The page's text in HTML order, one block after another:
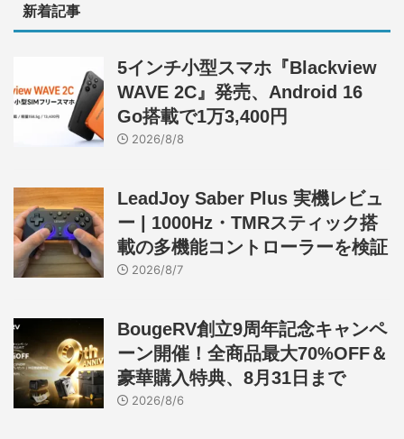
新着記事
5インチ小型スマホ『Blackview
WAVE 2C』発売、Android 16
Go搭載で1万3,400円
2026/8/8
LeadJoy Saber Plus 実機レビュ
ー | 1000Hz・TMRスティック搭
載の多機能コントローラーを検証
2026/8/7
BougeRV創立9周年記念キャンペ
ーン開催！全商品最大70%OFF＆
豪華購入特典、8月31日まで
2026/8/6